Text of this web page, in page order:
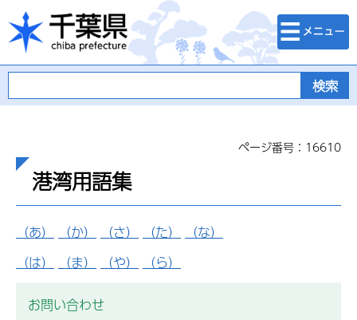
千葉県
検索・メニュ
ー
ページ番号：16610
港湾用語集
（あ） （か） （さ） （た）
（な）
（は）
（ま） （や） （ら）
お問い合わせ